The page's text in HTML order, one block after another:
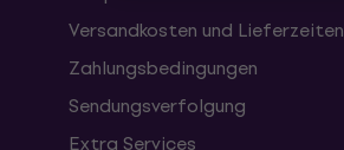
Versandkosten und Lieferzeiten
Zahlungsbedingungen
Sendungsverfolgung
Extra Services